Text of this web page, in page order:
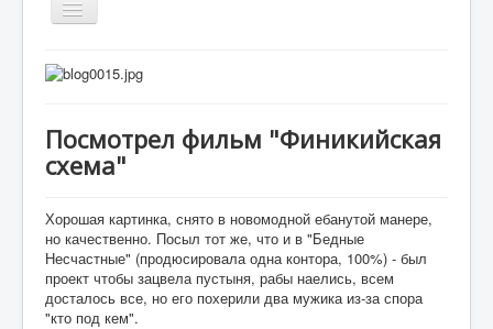
Home
Рассказы
Контакты
Вход
Посмотрел фильм "Финикийская
схема"
Хорошая картинка, снято в новомодной ебанутой манере,
но качественно. Посыл тот же, что и в "Бедные
Несчастные" (продюсировала одна контора, 100%) - был
проект чтобы зацвела пустыня, рабы наелись, всем
досталось все, но его похерили два мужика из-за спора
"кто под кем".